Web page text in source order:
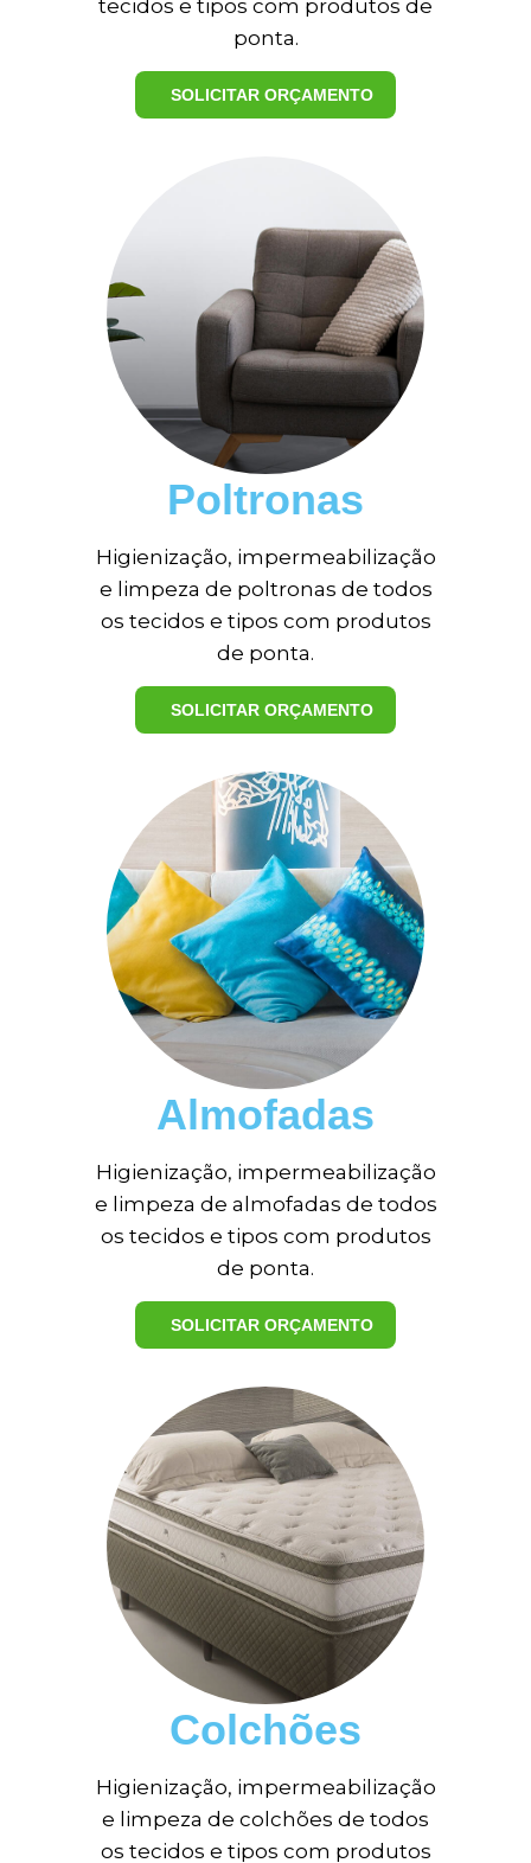
tecidos e tipos com produtos de
ponta.
SOLICITAR ORÇAMENTO
Poltronas
Higienização, impermeabilização
e limpeza de poltronas de todos
os tecidos e tipos com produtos
de ponta.
SOLICITAR ORÇAMENTO
Almofadas
Higienização, impermeabilização
e limpeza de almofadas de todos
os tecidos e tipos com produtos
de ponta.
SOLICITAR ORÇAMENTO
Colchões
Higienização, impermeabilização
e limpeza de colchões de todos
os tecidos e tipos com produtos
ME LIGUE AGORA